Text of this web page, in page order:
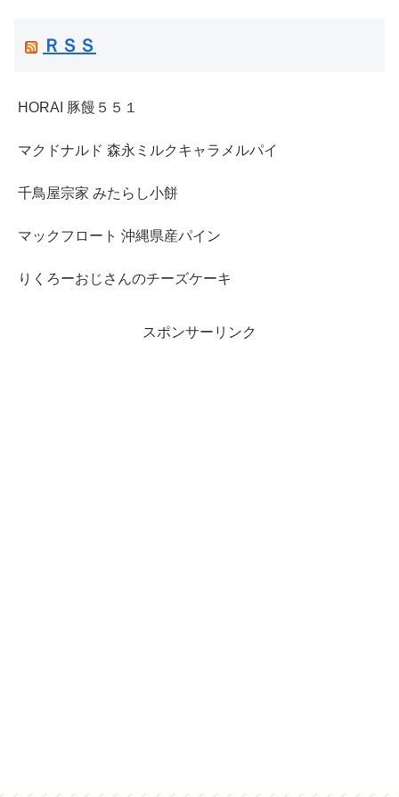
ＲＳＳ
HORAI 豚饅５５１
マクドナルド 森永ミルクキャラメルパイ
千鳥屋宗家 みたらし小餅
マックフロート 沖縄県産パイン
りくろーおじさんのチーズケーキ
スポンサーリンク